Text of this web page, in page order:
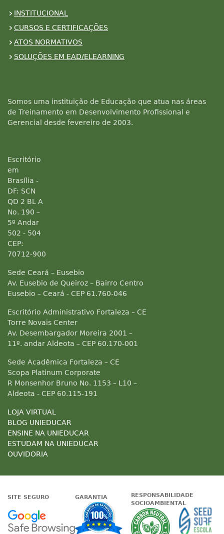
INSTITUCIONAL
CURSOS E CERTIFICAÇÕES
ATOS NORMATIVOS
SOLUÇÕES EM EAD/ELEARNING
Somos uma instituição de Educação que atua nas áreas
de Treinamento em Desenvolvimento Profissional e
Gerencial desde fevereiro de 2003.
Escritório
em
Brasília -
DF: SCN
QD 2 BL A
No. 190 –
5º Andar
502 - 504
CEP:
70712-900
Sede Ceará – Eusebio
Av. Eusebio de Queiroz – Bairro Centro
Eusebio – Ceará - CEP 61.760-046
Escritório Administrativo Fortaleza – CE
Torre Novais Center
Av. Desembargador Moreira 2001 –
11º. andar Aldeota – CEP 60.170-001
Sede Acadêmica Fortaleza – CE
Scopa Platinum Corporate
R Monsenhor Bruno No. 1153 – L10 –
Aldeota - CEP 60.115-191
LOJA VIRTUAL
BLOG UNIEDUCAR
ENSINE NA UNIEDUCAR
ESTUDAM NA UNIEDUCAR
OUVIDORIA
SITE SEGURO
Google - Status do site no
GARANTIA
Garantia de
RESPONSABILIDADE
SOCIOAMBIENTAL
A